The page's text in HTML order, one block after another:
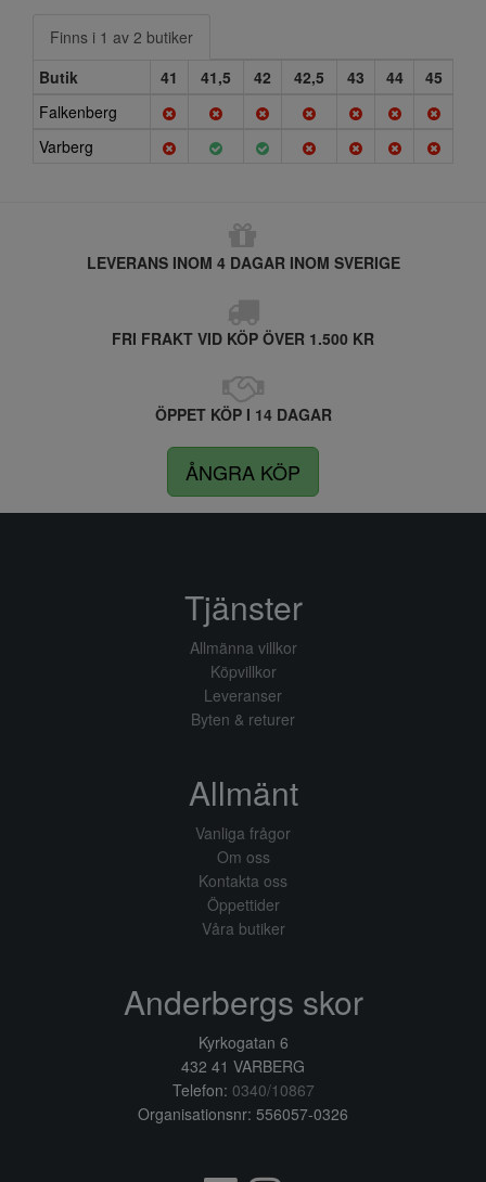
Finns i 1 av 2 butiker
Butik
41 41,5 42 42,5 43 44
45
Falkenberg
Varberg
LEVERANS INOM 4 DAGAR INOM SVERIGE
FRI FRAKT VID KÖP ÖVER 1.500 KR
ÖPPET KÖP I 14 DAGAR
ÅNGRA KÖP
Tjänster
Allmänna villkor
Köpvillkor
Leveranser
Byten & returer
Allmänt
Vanliga frågor
Om oss
Kontakta oss
Öppettider
Våra butiker
Anderbergs skor
Kyrkogatan 6
432 41 VARBERG
Telefon: 0340/10867
Organisationsnr: 556057-0326